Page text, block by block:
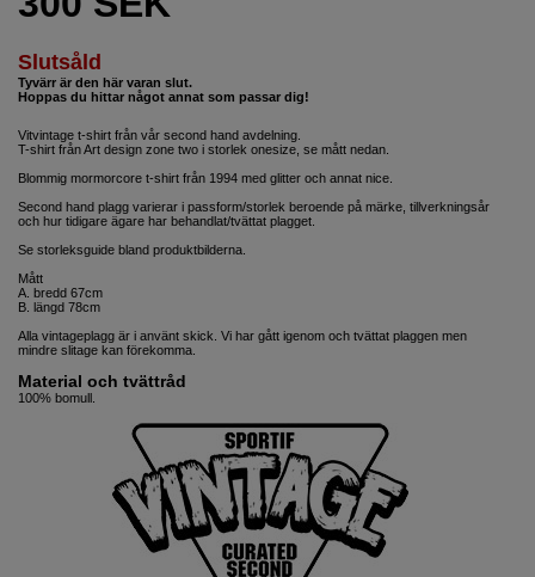
Slutsåld
Tyvärr är den här varan slut.
Hoppas du hittar något annat som passar dig!
Vitvintage t-shirt från vår second hand avdelning.
T-shirt från Art design zone two i storlek onesize, se mått nedan.
Blommig mormorcore t-shirt från 1994 med glitter och annat nice.
Second hand plagg varierar i passform/storlek beroende på märke, tillverkningsår
och hur tidigare ägare har behandlat/tvättat plagget.
Se storleksguide bland produktbilderna.
Mått
A. bredd 67cm
B. längd 78cm
Alla vintageplagg är i använt skick. Vi har gått igenom och tvättat plaggen men
mindre slitage kan förekomma.
Material och tvättråd
100% bomull.